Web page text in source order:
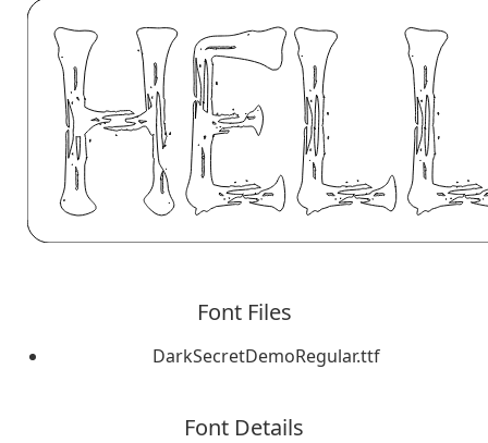
Font Files
DarkSecretDemoRegular.ttf
Font Details